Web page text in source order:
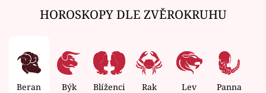
HOROSKOPY DLE ZVĚROKRUHU
Beran Býk Blíženci Rak Lev Panna